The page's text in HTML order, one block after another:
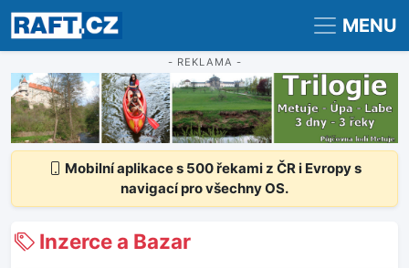
Registrace Přihlášení MENU
- REKLAMA -
Mobilní aplikace s 500 řekami z ČR i Evropy s
navigací pro všechny OS.
Inzerce a Bazar